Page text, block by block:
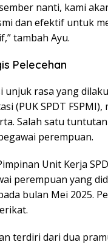
nanti, kami
dan efektif untuk
tambah Ayu.
Pelecehan
unjuk rasa yang
(PUK SPDT
Salah satu
perempuan.
Unit Kerja
perempuan yang
bulan Mei 2025.
terdiri dari dua